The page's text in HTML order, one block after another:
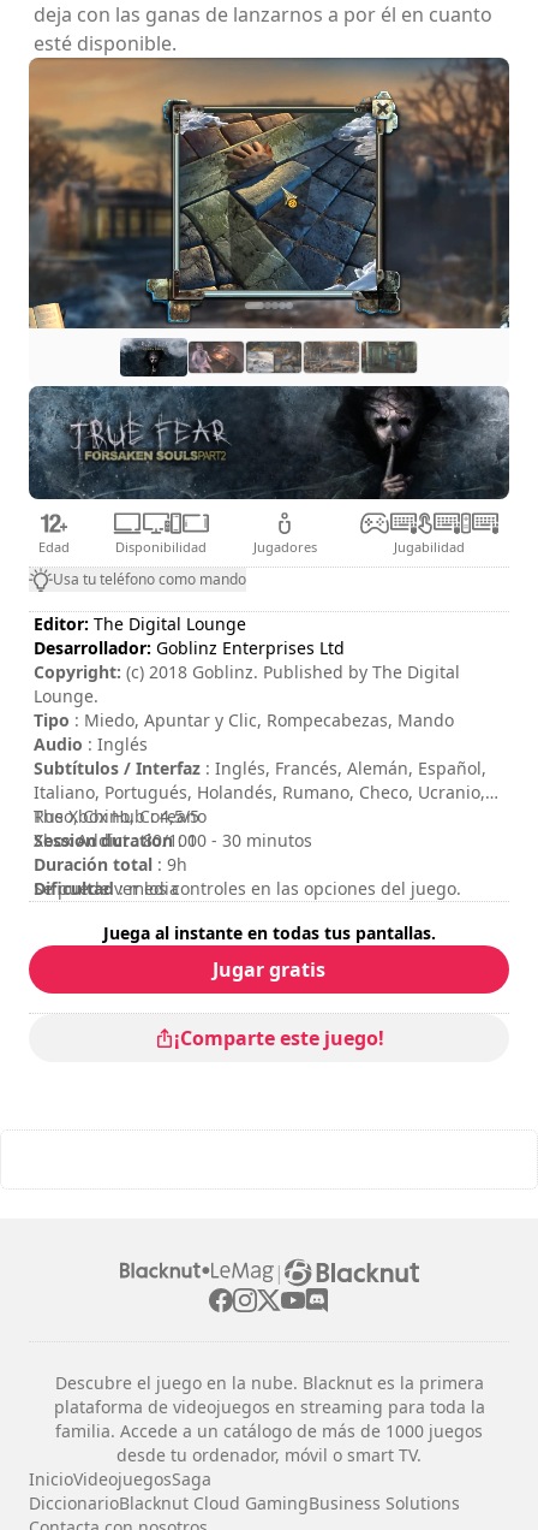
deja con las ganas de lanzarnos a por él en cuanto
esté disponible.
Edad Disponibilidad Jugadores Jugabilidad
Usa tu teléfono como mando
Editor: The Digital Lounge
Desarrollador: Goblinz Enterprises Ltd
Copyright: (c) 2018 Goblinz. Published by The Digital
Lounge.
Tipo : Miedo, Apuntar y Clic, Rompecabezas, Mando
Audio : Inglés
Subtítulos / Interfaz : Inglés, Francés, Alemán, Español,
Italiano, Portugués, Holandés, Rumano, Checo, Ucranio,
Ruso, Chino, Coreano
Session duration: 10 - 30 minutos
Duración total : 9h
Dificultad: media
The Xbox Hub : 4,5/5
Xbox Addict : 80/100
Se puede ver los controles en las opciones del juego.
Juega al instante en todas tus pantallas.
Jugar gratis
¡Comparte este juego!
|
Descubre el juego en la nube. Blacknut es la primera
plataforma de videojuegos en streaming para toda la
familia. Accede a un catálogo de más de 1000 juegos
desde tu ordenador, móvil o smart TV.
InicioVideojuegosSaga
DiccionarioBlacknut Cloud GamingBusiness Solutions